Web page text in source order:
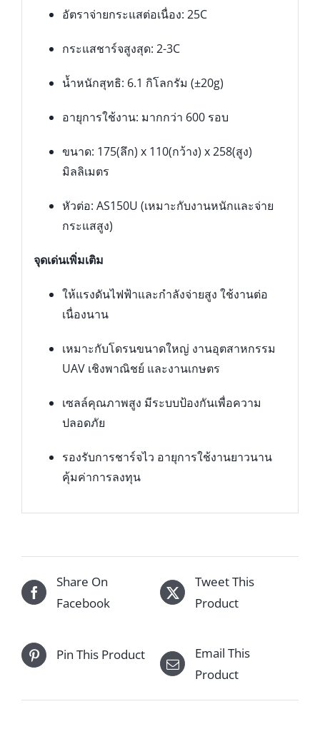
อัตราจ่ายกระแสต่อเนื่อง: 25C
กระแสชาร์จสูงสุด: 2-3C
น้ำหนักสุทธิ: 6.1 กิโลกรัม (±20g)
อายุการใช้งาน: มากกว่า 600 รอบ
ขนาด: 175(ลึก) x 110(กว้าง) x 258(สูง)
มิลลิเมตร
หัวต่อ: AS150U (เหมาะกับงานหนักและจ่าย
กระแสสูง)
จุดเด่นเพิ่มเติม
ให้แรงดันไฟฟ้าและกำลังจ่ายสูง ใช้งานต่อ
เนื่องนาน
เหมาะกับโดรนขนาดใหญ่ งานอุตสาหกรรม
UAV เชิงพาณิชย์ และงานเกษตร
เซลล์คุณภาพสูง มีระบบป้องกันเพื่อความ
ปลอดภัย
รองรับการชาร์จไว อายุการใช้งานยาวนาน
คุ้มค่าการลงทุน
Share On
Facebook
Tweet This
Product
Pin This Product
Email This
Product